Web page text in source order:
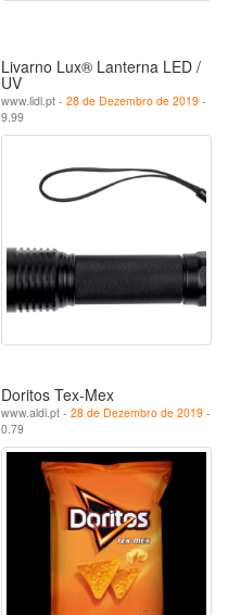
Livarno Lux® Lanterna LED /
UV
www.lidl.pt - 28 de Dezembro de 2019 -
9.99
Doritos Tex-Mex
www.aldi.pt - 28 de Dezembro de 2019 -
0.79